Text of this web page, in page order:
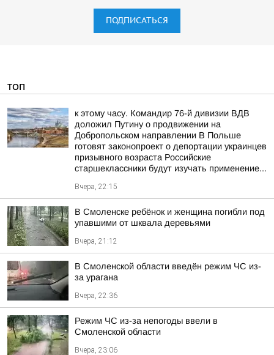
ПОДПИСАТЬСЯ
ТОП
к этому часу. Командир 76-й дивизии ВДВ
доложил Путину о продвижении на
Добропольском направлении В Польше
готовят законопроект о депортации украинцев
призывного возраста Российские
старшеклассники будут изучать применение...
Вчера, 22:15
В Смоленске ребёнок и женщина погибли под
упавшими от шквала деревьями
Вчера, 21:12
В Смоленской области введён режим ЧС из-
за урагана
Вчера, 22:36
Режим ЧС из-за непогоды ввели в
Смоленской области
Вчера, 23:06